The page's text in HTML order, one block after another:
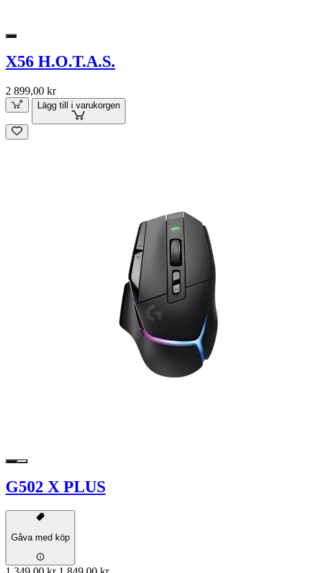
X56 H.O.T.A.S.
2 899,00 kr
Lägg till i varukorgen
G502 X PLUS
Gåva med köp